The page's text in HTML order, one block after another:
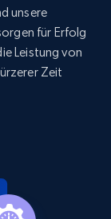
by
unsere
für Erfolg
Leistung von
Zeit